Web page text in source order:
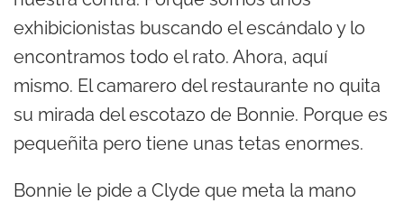
exhibicionistas buscando el escándalo y lo
encontramos todo el rato. Ahora, aquí
mismo. El camarero del restaurante no quita
su mirada del escotazo de Bonnie. Porque es
pequeñita pero tiene unas tetas enormes.
Bonnie le pide a Clyde que meta la mano